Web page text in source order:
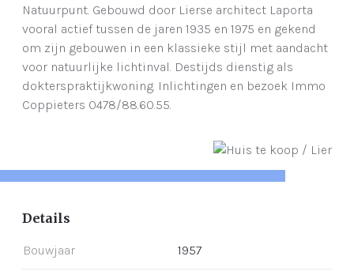
Natuurpunt. Gebouwd door Lierse architect Laporta
vooral actief tussen de jaren 1935 en 1975 en gekend
om zijn gebouwen in een klassieke stijl met aandacht
voor natuurlijke lichtinval. Destijds dienstig als
dokterspraktijkwoning. Inlichtingen en bezoek Immo
Coppieters 0478/88.60.55.
Details
Bouwjaar 1957